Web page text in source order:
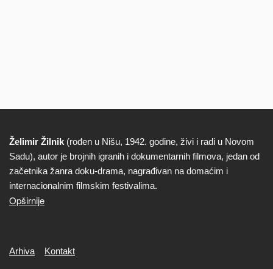
Biografija
Želimir Žilnik (rođen u Nišu, 1942. godine, živi i radi u Novom
Sadu), autor je brojnih igranih i dokumentarnih filmova, jedan od
začetnika žanra doku-drama, nagrađivan na domaćim i
internacionalnim filmskim festivalima.
Opširnije
Arhiva Kontakt